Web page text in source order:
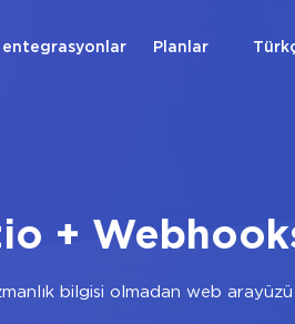
entegrasyonlar Planlar
+
bilgisi olmadan web